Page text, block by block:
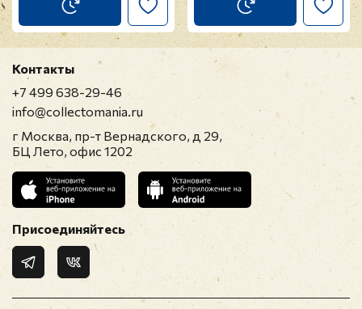
Контакты
+7 499 638-29-46
info@collectomania.ru
г Москва, пр-т Вернадского, д 29,
БЦ Лето, офис 1202
Присоединяйтесь